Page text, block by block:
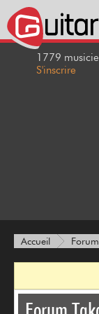
1779
S'inscrire
Accueil